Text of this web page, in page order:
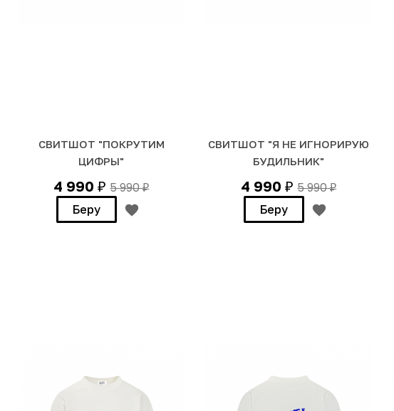
СВИТШОТ "ПОКРУТИМ
ЦИФРЫ"
4 990₽ 5 990₽
Беру
СВИТШОТ "Я НЕ ИГНОРИРУЮ
БУДИЛЬНИК"
4 990₽ 5 990₽
Беру